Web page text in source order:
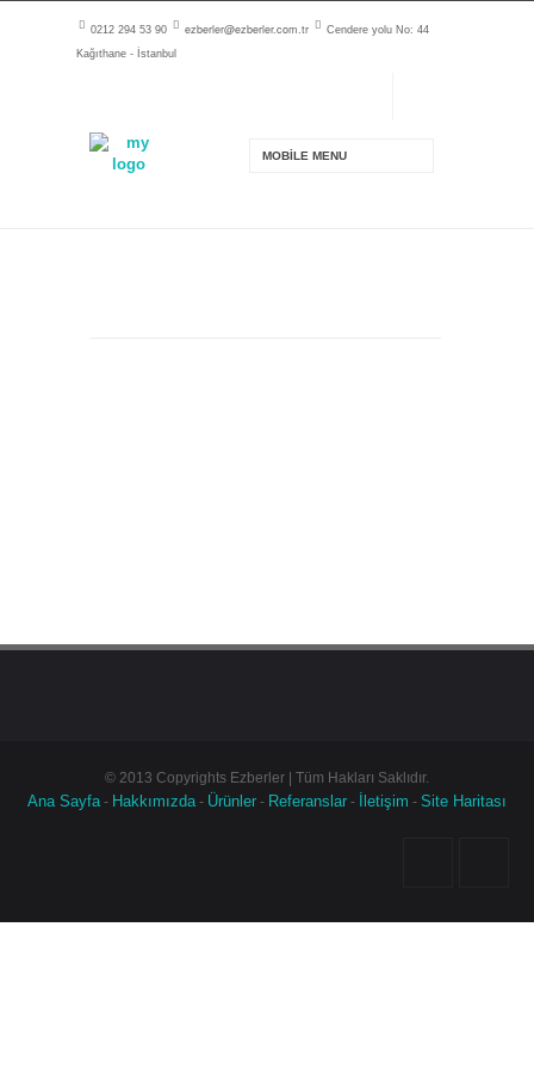
0212 294 53 90 ezberler@ezberler.com.tr
Cendere yolu No: 44
Kağıthane - İstanbul
© 2013 Copyrights Ezberler | Tüm Hakları Saklıdır.
Ana Sayfa- Hakkımızda- Ürünler - Referanslar - İletişim - Site Haritası